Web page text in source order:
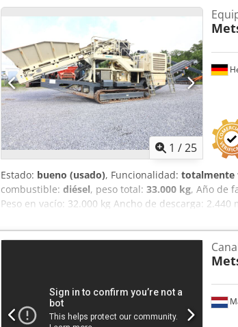
1 /25
Estado: bueno (usado), Funcionalidad: totalmente
combustible: diésel, peso total: 33.000 kg, Año de
Peso en vacío: 32.000 kg Ancho de descarga:
de descarga: 5 m³ Dimensiones de transporte:
del motor: Caterpillar C9.3B Potencia del motor:
Djdpozkg Hpofx Acdsck Ancho de la cinta
materiales de descarga: 200 mm Trituradora de